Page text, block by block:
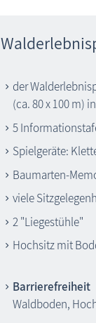
der
(ca. 80 x 100 m)
5
Spielgeräte:
Baumarten-
viele
2 "Liegestühle"
Hochsitz mit
Barrierefreiheit
Waldboden,